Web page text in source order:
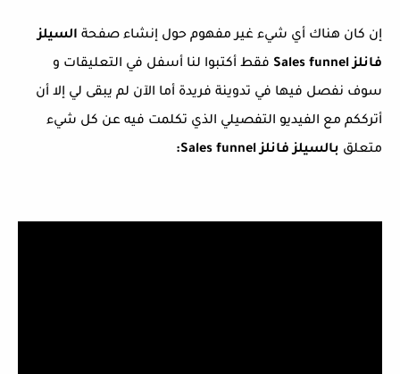
إن كان هناك أي شيء غير مفهوم حول إنشاء صفحة السيلز
فانلز Sales funnel
فقط أكتبوا لنا أسفل في التعليقات و
سوف نفصل فيها في تدوينة فريدة أما الآن لم يبقى لي إلا أن
أترككم مع الفيديو التفصيلي الذي تكلمت فيه عن كل شيء
متعلق بالسيلز فانلز Sales funnel: